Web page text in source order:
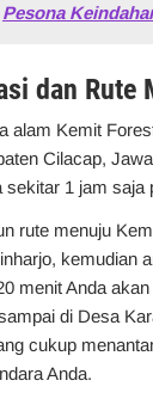
Pesona
dan Rute
alam Kemit
Cilacap,
sekitar 1 jam saja
rute menuju
kemudian
menit Anda
di Desa
cukup
Anda.